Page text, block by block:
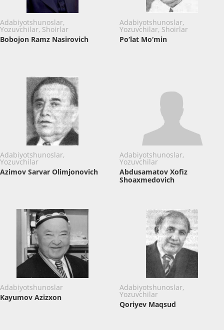
Adabiyotshunoslar,
Yozuvchilar, Shoirlar
Bоbоjоn Ramz Nasirovich
Adabiyotshunoslar,
Yozuvchilar, Shoirlar
Po‘lat Mo‘min
Adabiyotshunoslar,
Yozuvchilar
Azimov Sarvar Olimjonovich
Adabiyotshunoslar,
Yozuvchilar
Abdusamatov Xofiz
Shoaxmedovich
Adabiyotshunoslar
Kayumov Azizxon
Adabiyotshunoslar,
Yozuvchilar
Qoriyev Maqsud